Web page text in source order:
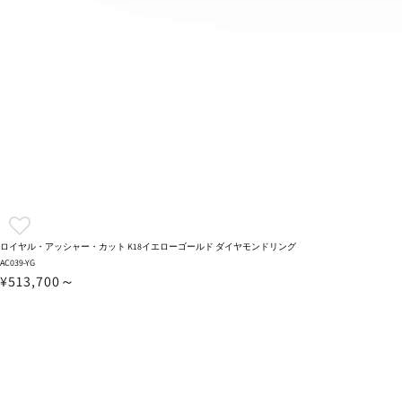
ロイヤル・アッシャー・カット K18イエローゴールド ダイヤモンドリング
AC039-YG
¥513,700～